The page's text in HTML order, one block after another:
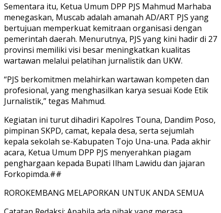
Sementara itu, Ketua Umum DPP PJS Mahmud Marhaba
menegaskan, Muscab adalah amanah AD/ART PJS yang
bertujuan memperkuat kemitraan organisasi dengan
pemerintah daerah. Menurutnya, PJS yang kini hadir di 27
provinsi memiliki visi besar meningkatkan kualitas
wartawan melalui pelatihan jurnalistik dan UKW.
“PJS berkomitmen melahirkan wartawan kompeten dan
profesional, yang menghasilkan karya sesuai Kode Etik
Jurnalistik,” tegas Mahmud.
Kegiatan ini turut dihadiri Kapolres Touna, Dandim Poso,
pimpinan SKPD, camat, kepala desa, serta sejumlah
kepala sekolah se-Kabupaten Tojo Una-una. Pada akhir
acara, Ketua Umum DPP PJS menyerahkan piagam
penghargaan kepada Bupati Ilham Lawidu dan jajaran
Forkopimda.##
ROROKEMBANG MELAPORKAN UNTUK ANDA SEMUA